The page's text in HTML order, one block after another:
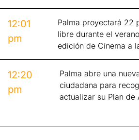
12:01
pm
Palma proyectará 22
libre durante el
edición de Cinema a
12:20
pm
Palma abre una
ciudadana para
actualizar su Plan de